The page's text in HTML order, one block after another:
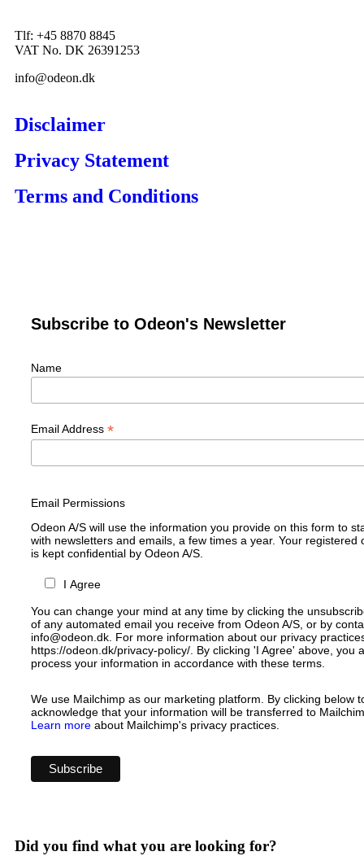
Tlf: +45 8870 8845
VAT No. DK 26391253
info@odeon.dk
Disclaimer
Privacy Statement
Terms and Conditions
Subscribe to Odeon's Newsletter
Name
Email Address *
Email Permissions
Odeon A/S will use the information you provide on this form to
with newsletters and emails, a few times a year. Your registered
is kept confidential by Odeon A/S.
I Agree
You can change your mind at any time by clicking the
of any automated email you receive from Odeon A/S, or by
info@odeon.dk. For more information about our privacy
https://odeon.dk/privacy-policy/. By clicking 'I Agree' above, you
process your information in accordance with these terms.
We use Mailchimp as our marketing platform. By clicking below
acknowledge that your information will be transferred to
Learn more about Mailchimp's privacy practices.
Did you find what you are looking for?